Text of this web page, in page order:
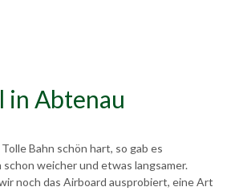
in Abtenau
Bahn schön hart, so gab es
weicher und etwas langsamer.
noch das Airboard ausprobiert, eine Art